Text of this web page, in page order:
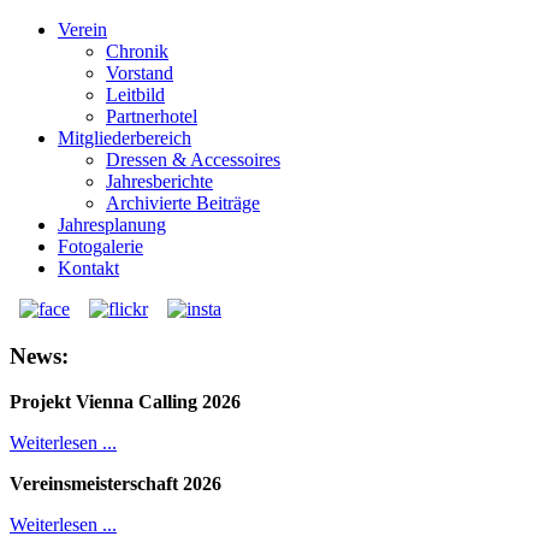
Verein
Chronik
Vorstand
Leitbild
Partnerhotel
Mitgliederbereich
Dressen & Accessoires
Jahresberichte
Archivierte Beiträge
Jahresplanung
Fotogalerie
Kontakt
News:
Projekt Vienna Calling 2026
Weiterlesen ...
Vereinsmeisterschaft 2026
Weiterlesen ...